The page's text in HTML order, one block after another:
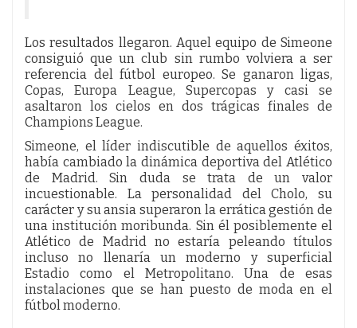
Los resultados llegaron. Aquel equipo de Simeone
consiguió que un club sin rumbo volviera a ser
referencia del fútbol europeo. Se ganaron ligas,
Copas, Europa League, Supercopas y casi se
asaltaron los cielos en dos trágicas finales de
Champions League.
Simeone, el líder indiscutible de aquellos éxitos,
había cambiado la dinámica deportiva del Atlético
de Madrid. Sin duda se trata de un valor
incuestionable. La personalidad del Cholo, su
carácter y su ansia superaron la errática gestión de
una institución moribunda. Sin él posiblemente el
Atlético de Madrid no estaría peleando títulos
incluso no llenaría un moderno y superficial
Estadio como el Metropolitano. Una de esas
instalaciones que se han puesto de moda en el
fútbol moderno.